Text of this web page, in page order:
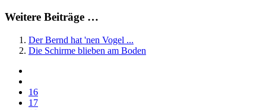
Weitere Beiträge …
Der Bernd hat 'nen Vogel ...
Die Schirme blieben am Boden
16
17